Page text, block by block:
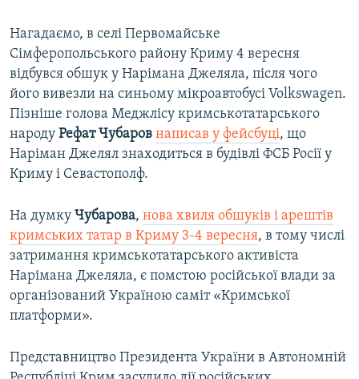
Нагадаємо, в селі Первомайське
Сімферопольського району Криму 4 вересня
відбувся обшук у Нарімана Джеляла, після чого
його вивезли на синьому мікроавтобусі Volkswagen.
Пізніше голова Меджлісу кримськотатарського
народу Рефат Чубаров написав у фейсбуці, що
Наріман Джелял знаходиться в будівлі ФСБ Росії у
Криму і Севастополф.​
На думку Чубарова, нова хвиля обшуків і арештів
кримських татар в Криму 3-4 вересня, в тому числі
затримання кримськотатарського активіста
Нарімана Джеляла, є помстою російської влади за
організований Україною саміт «Кримської
платформи».
Представництво Президента України в Автономній